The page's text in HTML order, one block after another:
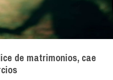
de matrimonios, cae